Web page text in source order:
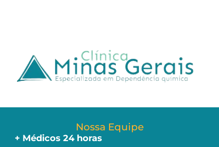
Nossa Equipe
+ Médicos 24 horas